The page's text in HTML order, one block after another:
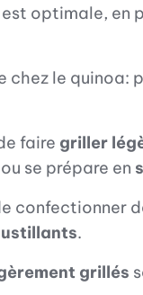
optimale, en
chez le quinoa:
faire griller
ou se prépare en
confectionner
.
grillés